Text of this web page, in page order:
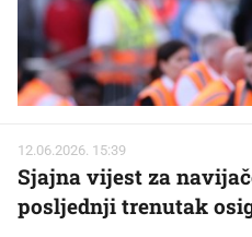
12.06.2026. 15:39
Sjajna vijest za
posljednji trenutak